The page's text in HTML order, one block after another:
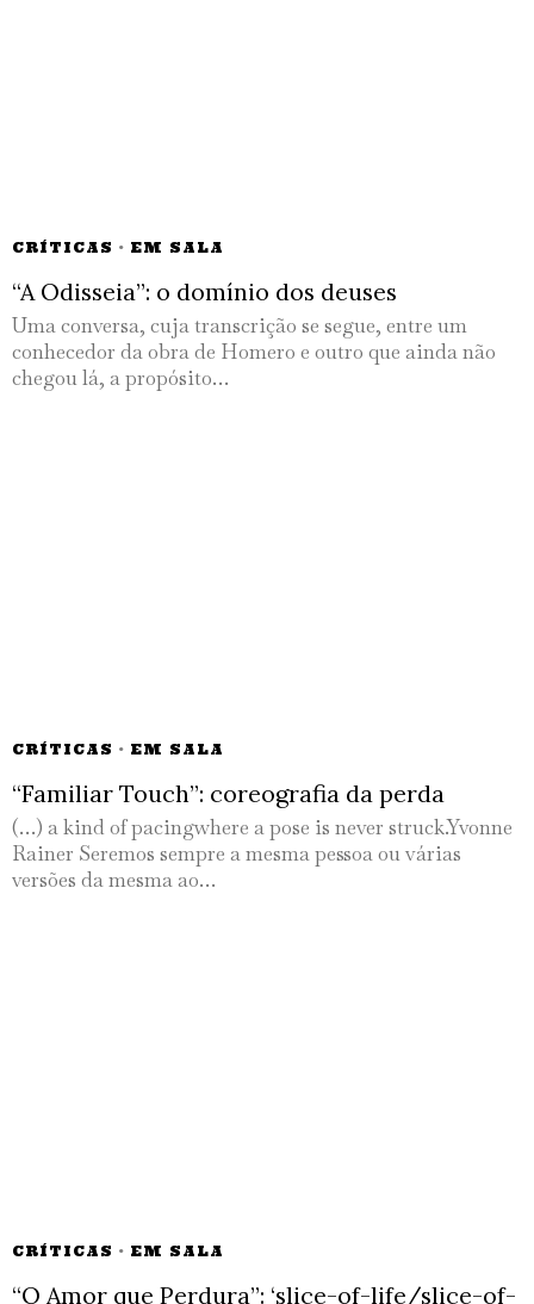
CRÍTICAS · EM SALA
“A Odisseia”: o domínio dos deuses
Uma conversa, cuja transcrição se segue, entre um
conhecedor da obra de Homero e outro que ainda não
chegou lá, a propósito…
CRÍTICAS · EM SALA
“Familiar Touch”: coreografia da perda
(…) a kind of pacingwhere a pose is never struck.Yvonne
Rainer Seremos sempre a mesma pessoa ou várias
versões da mesma ao…
CRÍTICAS · EM SALA
“O Amor que Perdura”: ‘slice-of-life/slice-of-